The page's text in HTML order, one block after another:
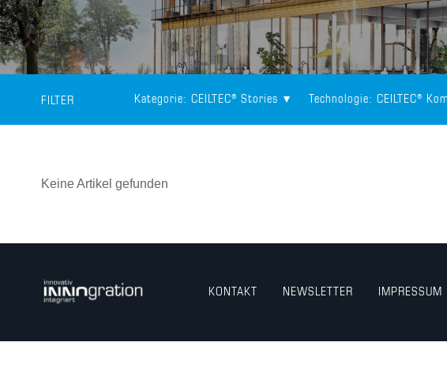
FILTER Kategorie: CEILTEC® Stories Technologie: CEILTEC®
Keine Artikel gefunden
KONTAKT NEWSLETTER IMPRESSUM